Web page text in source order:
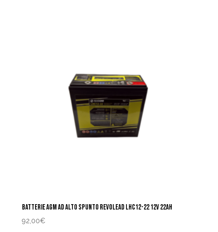
BATTERIE AGM AD ALTO SPUNTO REVOLEAD LHC12-22 12V 22AH
92,00€